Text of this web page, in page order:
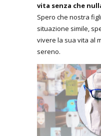
vita senza che
Spero che nostra
situazione simile,
vivere la sua vita al
sereno.